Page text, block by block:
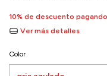
10% de descuento
Ver más detalles
Color